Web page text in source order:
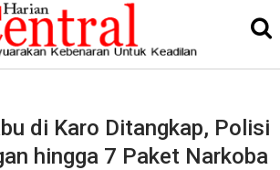
di Karo Ditangkap, Polisi
hingga 7 Paket Narkoba